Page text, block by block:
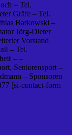
– Tel.
Gräfe – Tel.
Barkowski –
Jörg-Dieter
Vorstand
– Tel.
– –
Seniorensport –
– Sponsoren
[si-contact-form